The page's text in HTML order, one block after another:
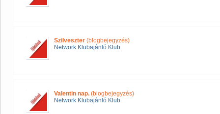
Szilveszter (blogbejegyzés)
Network Klubajánló Klub
Valentin nap. (blogbejegyzés)
Network Klubajánló Klub